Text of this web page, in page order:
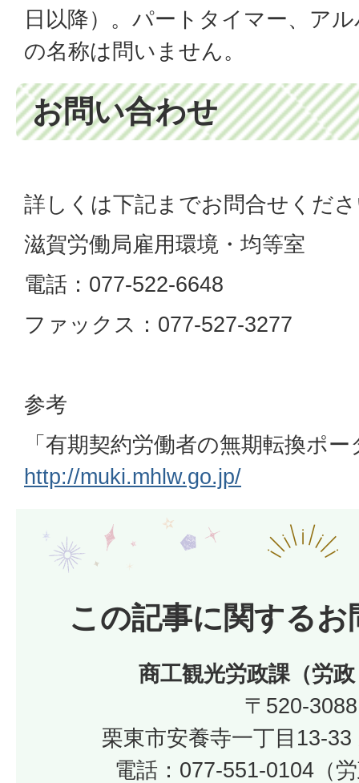
日以降）。パートタイマー、ア
の名称は問いません。
お問い合わせ
詳しくは下記までお問合せくだ
滋賀労働局雇用環境・均等室
電話：077-522-6648
ファックス：077-527-3277
参考
「有期契約労働者の無期転換ポ
http://muki.mhlw.go.jp/
この記事に関するお
商工観光労政課（労
〒520-3088
栗東市安養寺一丁目13-
電話：077-551-0104（